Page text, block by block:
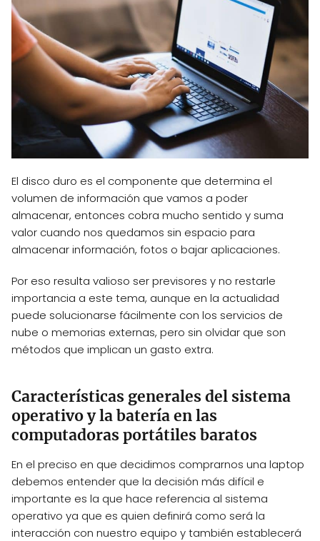
El disco duro es el componente que determina el
volumen de información que vamos a poder
almacenar, entonces cobra mucho sentido y suma
valor cuando nos quedamos sin espacio para
almacenar información, fotos o bajar aplicaciones.
Por eso resulta valioso ser previsores y no restarle
importancia a este tema, aunque en la actualidad
puede solucionarse fácilmente con los servicios de
nube o memorias externas, pero sin olvidar que son
métodos que implican un gasto extra.
Características generales del sistema
operativo y la batería en las
computadoras portátiles baratos
En el preciso en que decidimos comprarnos una laptop
debemos entender que la decisión más difícil e
importante es la que hace referencia al sistema
operativo ya que es quien definirá como será la
interacción con nuestro equipo y también establecerá